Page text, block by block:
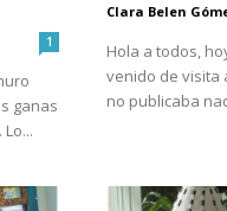
1
ganas
Clara Belen
Hola a todos,
venido de visita
no publicaba